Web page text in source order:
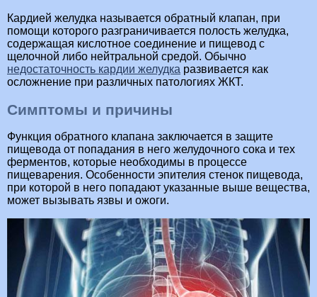
Кардией желудка называется обратный клапан, при
помощи которого разграничивается полость желудка,
содержащая кислотное соединение и пищевод с
щелочной либо нейтральной средой. Обычно
недостаточность кардии желудка развивается как
осложнение при различных патологиях ЖКТ.
Симптомы и причины
Функция обратного клапана заключается в защите
пищевода от попадания в него желудочного сока и тех
ферментов, которые необходимы в процессе
пищеварения. Особенности эпителия стенок пищевода,
при которой в него попадают указанные выше вещества,
может вызывать язвы и ожоги.